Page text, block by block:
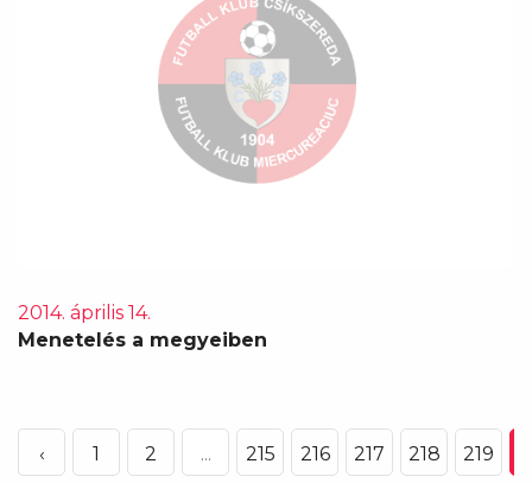
2014. április 14.
Menetelés a megyeiben
‹ 1 2 ... 215 216 217 218 219